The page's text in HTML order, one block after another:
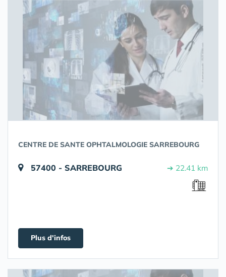
CENTRE DE SANTE OPHTALMOLOGIE SARREBOURG
57400 - SARREBOURG ➔ 22.41 km
Plus d'infos